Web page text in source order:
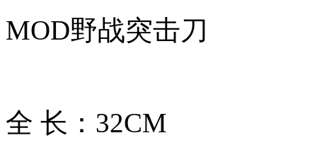
MOD野战突击刀
全 长：32CM